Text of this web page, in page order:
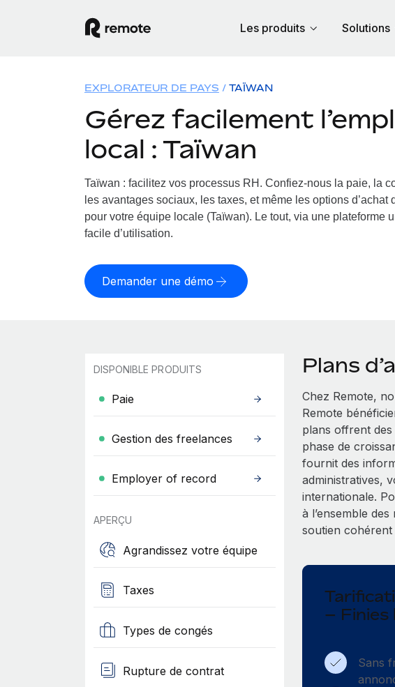
Les produits Solutions
EXPLORATEUR DE PAYS TAÏWAN
Gérez facilement
local : Taïwan
Taïwan : facilitez vos processus RH. Confiez-nous la paie, la
les avantages sociaux, les taxes, et même les options d’achat
pour votre équipe locale (Taïwan). Le tout, via une plateforme
facile d’utilisation.
Demander une démo
DISPONIBLE PRODUITS
Paie
Gestion des freelances
Employer of record
APERÇU
Agrandissez votre équipe
Taxes
Types de congés
Rupture de contrat
Plans
Chez Remote,
Remote
plans offrent
phase de
fournit des
administratives,
internationale.
à l’ensemble
soutien cohérent
– Finies
Sans